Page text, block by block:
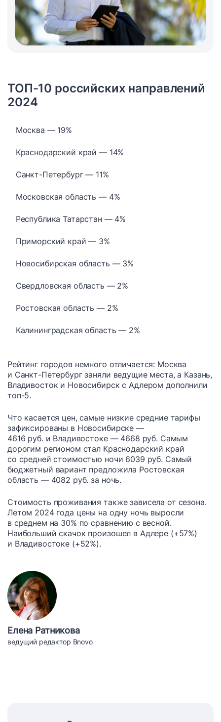
ТОП-10 российских направлений
2024
Москва — 19%
Краснодарский край — 14%
Санкт-Петербург — 11%
Московская область — 4%
Республика Татарстан — 4%
Приморский край — 3%
Новосибирская область — 3%
Свердловская область — 2%
Ростовская область — 2%
Калининградская область — 2%
Рейтинг городов немного отличается: Москва
и Санкт-Петербург заняли ведущие места, а Казань,
Владивосток и Новосибирск с Адлером дополнили
топ-5.
Что касается цен, самые низкие средние тарифы
зафиксированы в Новосибирске —
4616 руб. и Владивостоке — 4668 руб. Самым
дорогим регионом стал Краснодарский край
со средней стоимостью ночи 6039 руб. Самый
бюджетный вариант предложила Ростовская
область — 4082 руб. за ночь.
Стоимость проживания также зависела от сезона.
Летом 2024 года цены на одну ночь выросли
в среднем на 30% по сравнению с весной.
Наибольший скачок произошел в Адлере (+57%)
и Владивостоке (+52%).
Елена Ратникова
ведущий редактор Bnovo